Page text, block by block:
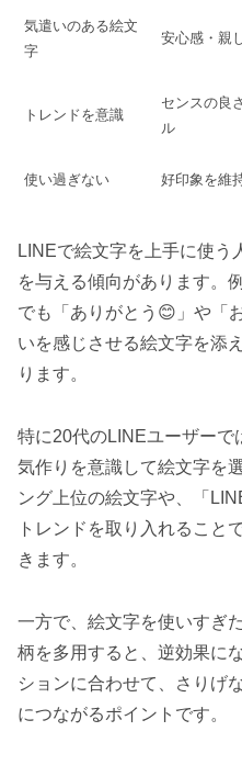
気遣いのある絵文
字
安心感・親
トレンドを意識
センスの良
ル
使い過ぎない 好印象を維
LINEで絵文字を上手に使う
を与える傾向があります。
でも「ありがとう😊」や「
いを感じさせる絵文字を添
ります。
特に20代のLINEユーザーで
気作りを意識して絵文字を
ング上位の絵文字や、「
トレンドを取り入れること
きます。
一方で、絵文字を使いすぎ
柄を多用すると、逆効果に
ションに合わせて、さりげ
につながるポイントです。